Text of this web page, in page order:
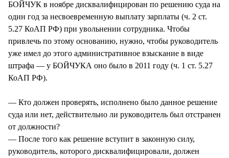
БОЙЧУК в ноябре дисквалифицирован по решению суда на
один год за несвоевременную выплату зарплаты (ч. 2 ст.
5.27 КоАП РФ) при увольнении сотрудника. Чтобы
привлечь по этому основанию, нужно, чтобы руководитель
уже имел до этого административное взыскание в виде
штрафа — у БОЙЧУКА оно было в 2011 году (ч. 1 ст. 5.27
КоАП РФ).
— Кто должен проверять, исполнено было данное решение
суда или нет, действительно ли руководитель был отстранен
от должности?
— После того как решение вступит в законную силу,
руководитель, которого дисквалифицировали, должен